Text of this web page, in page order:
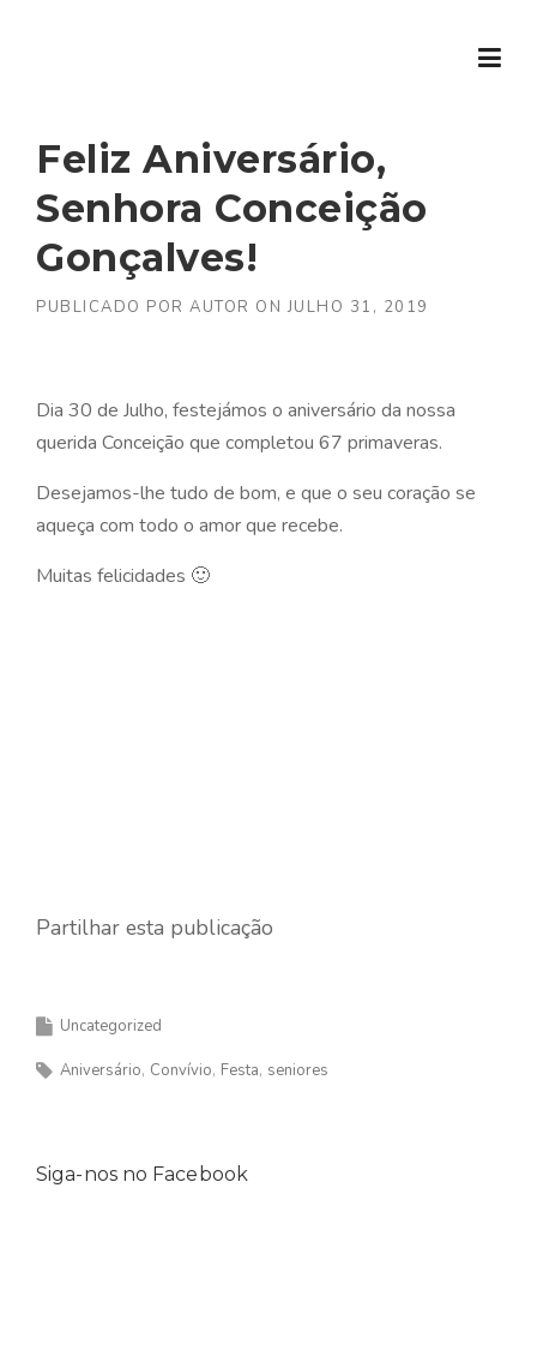
Feliz Aniversário,
Senhora Conceição
Gonçalves!
PUBLICADO POR AUTOR ON JULHO 31, 2019
Dia 30 de Julho, festejámos o aniversário da nossa
querida Conceição que completou 67 primaveras.
Desejamos-lhe tudo de bom, e que o seu coração se
aqueça com todo o amor que recebe.
Muitas felicidades 🙂
Partilhar esta publicação
Uncategorized
Aniversário Convívio Festa seniores
Siga-nos no Facebook